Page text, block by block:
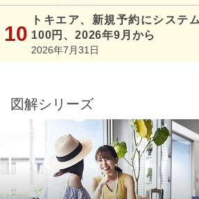
トキエア、新規予約にシステ
100円、2026年9月から
2026年7月31日
図解シリーズ